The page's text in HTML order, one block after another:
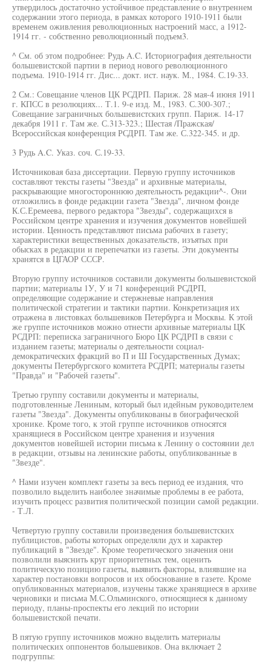
утвердилось достаточно устойчивое представление о внутреннем
содержании этого периода, в рамках которого 1910-1911 были
временем оживления революционных настроений масс, а 1912-
1914 гг. - собственно революционный подъем3.
^ См. об этом подробнее: Рудь A.C. Историография деятельности
большевистской партии в период нового революционного
подъема. 1910-1914 гг. Дис... докт. ист. наук. М., 1984. С.19-33.
2 См.: Совещание членов ЦК РСДРП. Париж. 28 мая-4 июня 1911
г. КПСС в резолюциях... Т.1. 9-е изд. М., 1983. С.300-307.;
Совещание заграничных большевистских групп. Париж. 14-17
декабря 1911 г. Там же. С.313-323.; Шестая /Пражская/
Всероссийская конференция РСДРП. Там же. С.322-345. и др.
3 Рудь A.C. Указ. соч. С.19-33.
Источниковая база диссертации. Первую группу источников
составляют тексты газеты "Звезда" и архивные материалы,
раскрывающие многостороннюю деятельность редакции^-. Они
отложились в фонде редакции газета "Звезда", личном фонде
К.С.Еремеева, первого редактора "Звезды", содержащихся в
Российском центре хранения и изучения документов новейшей
истории. Ценность представляют письма рабочих в газету;
характеристики вещественных доказательств, изъятых при
обысках в редакции и перепечатки из газеты. Эти документы
хранятся в ЦГАОР СССР.
Вторую группу источников составили документы большевистской
партии; материалы 1У, У и 71 конференций РСДРП,
определяющие содержание и стержневые направления
политической стратегии и тактики партии. Конкретизация их
отражена в листовках большевиков Петербурга и Москвы. К этой
же группе источников можно отнести архивные материалы ЦК
РСДРП: переписка заграничного Бюро ЦК РСДРП в связи с
изданием газеты; материалы о деятельности социал-
демократических фракций во П и Ш Государственных Думах;
документы Петербургского комитета РСДРП; материалы газеты
"Правда" и "Рабочей газеты".
Третью группу составили документы и материалы,
подготовленные Лениным, который был идейным руководителем
газеты "Звезда". Документы опубликованы в биографической
хронике. Кроме того, к этой группе источников относятся
хранящиеся в Российском центре хранения и изучения
документов новейшей истории письма к Ленину о состоянии дел
в редакции, отзывы на ленинские работы, опубликованные в
"Звезде".
^ Нами изучен комплект газеты за весь период ее издания, что
позволило выделить наиболее значимые проблемы в ее работа,
изучить процесс развития политической позиции самой редакции.
- Т.Л.
Четвертую группу составили произведения большевистских
публицистов, работы которых определяли дух и характер
публикаций в "Звезде". Кроме теоретического значения они
позволили выяснить круг приоритетных тем, оценить
политическую позицию газеты, выявить факторы, влиявшие на
характер постановки вопросов и их обоснование в газете. Кроме
опубликованных материалов, изучены также хранящиеся в архиве
черновики и письма М.С.Ольминского, относящиеся к данному
периоду, планы-проспекты его лекций по истории
большевистской печати.
В пятую группу источников можно выделить материалы
политических оппонентов большевиков. Она включает 2
подгруппы: